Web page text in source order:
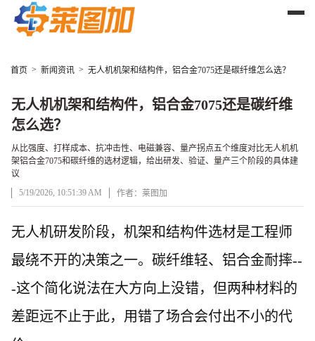
首页 > 新闻资讯 > 无人机机架和结构件，铝合金7075还是碳纤维怎么选？
无人机机架和结构件，铝合金7075还是碳纤维
怎么选？
从比强度、打样成本、抗冲击性、电磁兼容、量产拐点五个维度对比无人机机
架铝合金7075和碳纤维的选材逻辑，给出研发、验证、量产三个阶段的具体建
议
5/19/2026, 10:51:39 AM
作者：莱图加
文章正文
无人机研发阶段，机架和结构件选材是工程师
最绕不开的决策之一。碳纤维轻、铝合金耐摔--
-这个简化说法在大方向上没错，但两种材料的
差距远不止于此，用错了场合会付出不小的代